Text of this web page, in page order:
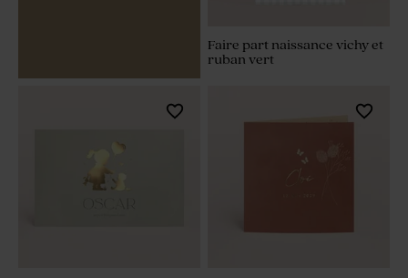
Faire part naissance vichy et
ruban vert